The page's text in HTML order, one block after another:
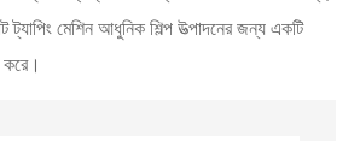
মেশিন আধুনিক শিল্প উত্পাদনের জন্য একটি
করে।